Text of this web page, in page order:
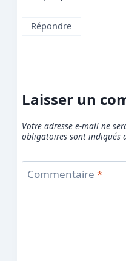
Répondre
Laisser un
Votre adresse e-mail ne
obligatoires sont indiqués
Commentaire *